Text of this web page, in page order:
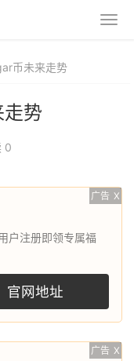
币未来走势
势
0
广告 X
户注册即领专属福
官网地址
广告 X